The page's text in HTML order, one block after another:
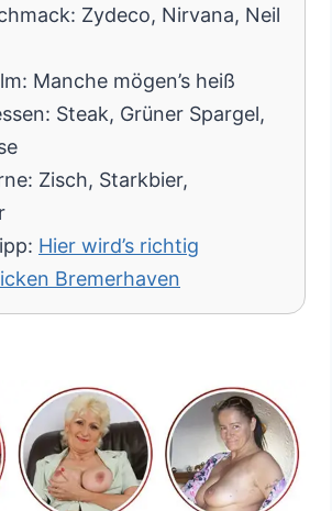
Zydeco, Nirvana, Neil
Manche mögen’s heiß
Steak, Grüner Spargel,
Zisch, Starkbier,
Hier wird’s richtig
Bremerhaven